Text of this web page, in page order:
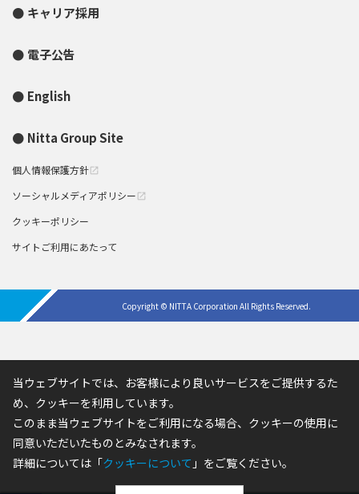
キャリア採用
電子公告
English
Nitta Group Site
個人情報保護方針 open_in_new
ソーシャルメディアポリシー open_in_new
クッキーポリシー
サイトご利用にあたって
Copyright © NITTA Corporation All Rights Reserved.
当ウェブサイトでは、お客様により良いサービスをご提供するた
め、クッキーを利用しています。
このまま当ウェブサイトをご利用になる場合、クッキーの使用に
同意いただいたものとみなされます。
詳細については「クッキーについて 」をご覧ください。